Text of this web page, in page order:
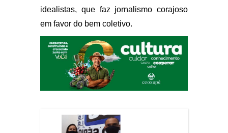
idealistas, que faz jornalismo corajoso
em favor do bem coletivo.